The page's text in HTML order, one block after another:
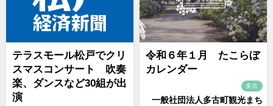
テラスモール松戸でクリ
スマスコンサート 吹奏
楽、ダンスなど30組が出
演
令和６年１月 たこらぼ
カレンダー
多古
一般社団法人多古町観光まち